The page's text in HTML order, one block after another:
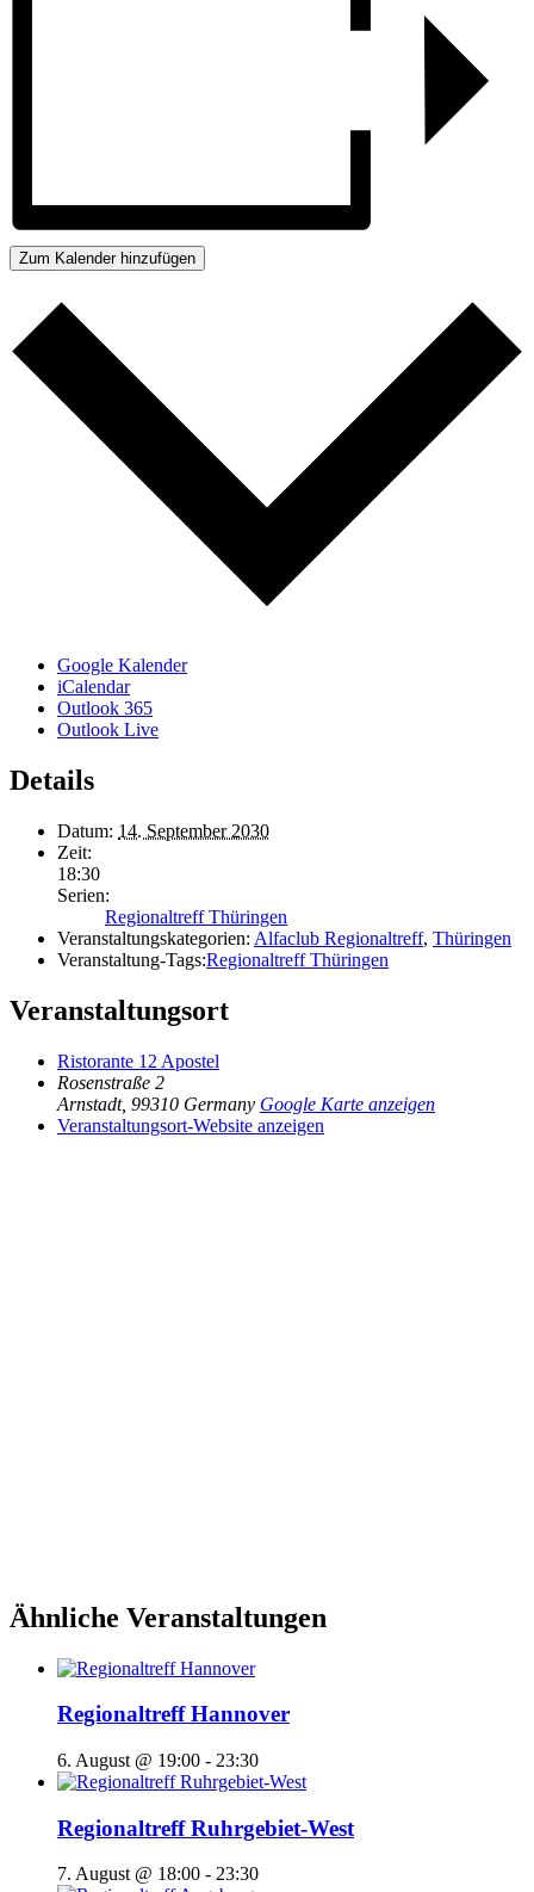
Zum Kalender hinzufügen
Google Kalender
iCalendar
Outlook 365
Outlook Live
Details
Datum: 14. September 2030
Zeit:
18:30
Serien:
Regionaltreff Thüringen
Veranstaltungskategorien: Alfaclub Regionaltreff, Thüringen
Veranstaltung-Tags:Regionaltreff Thüringen
Veranstaltungsort
Ristorante 12 Apostel
Rosenstraße 2
Arnstadt, 99310 Germany Google Karte anzeigen
Veranstaltungsort-Website anzeigen
Ähnliche Veranstaltungen
Regionaltreff Hannover
6. August @ 19:00 - 23:30
Regionaltreff Ruhrgebiet-West
7. August @ 18:00 - 23:30